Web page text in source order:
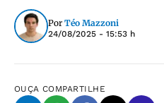
Por Téo Mazzoni
24/08/2025 - 15:53 h
OUÇA COMPARTILHE